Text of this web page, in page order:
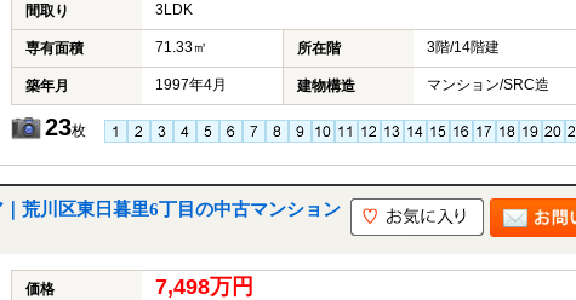
間取り 3LDK
専有面積 71.33㎡ 所在階 3階/14階建
築年月 1997年4月 建物構造 マンション/SRC造
23枚
荒川区東日暮里6丁目の中古マンション
価格 7,498万円